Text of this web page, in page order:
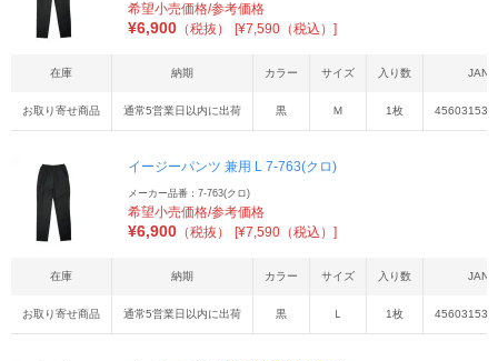
希望小売価格/参考価格
¥6,900 （税抜） [¥7,590（税込）]
在庫 納期 カラー サイズ 入り数 JAN
お取り寄せ商品 通常5営業日以内に出荷 黒 Ｍ 1枚
イージーパンツ 兼用 L 7-763(クロ)
メーカー品番：7-763(クロ)
希望小売価格/参考価格
¥6,900 （税抜） [¥7,590（税込）]
在庫 納期 カラー サイズ 入り数 JAN
お取り寄せ商品 通常5営業日以内に出荷 黒 Ｌ 1枚